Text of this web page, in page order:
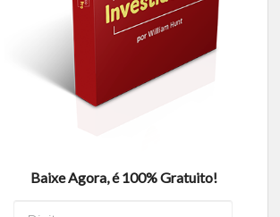
Baixe Agora, é 100% Gratuito!